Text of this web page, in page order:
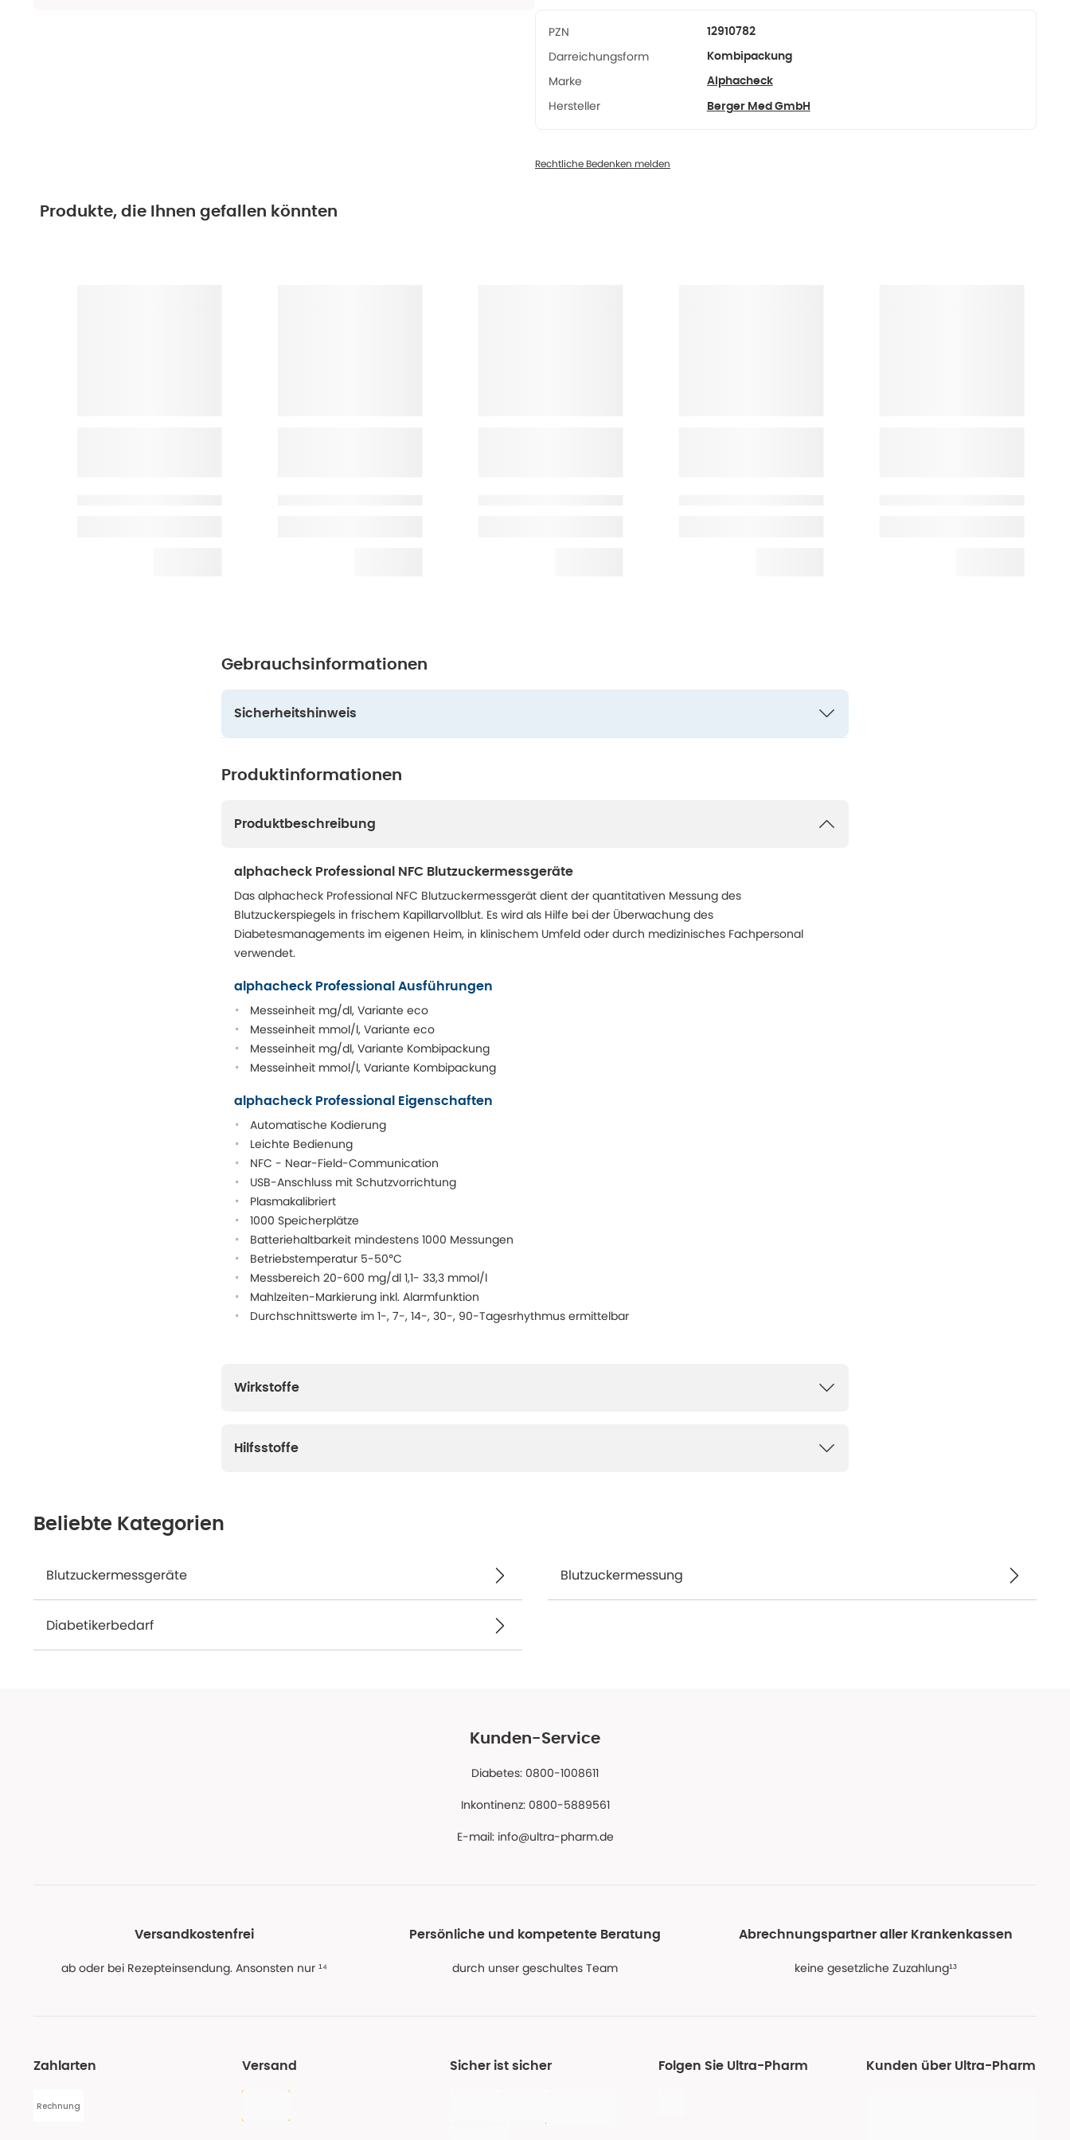
PZN 12910782
Darreichungsform Kombipackung
Marke Alphacheck
Hersteller Berger Med GmbH
Rechtliche Bedenken melden
Produkte, die Ihnen gefallen könnten
Gebrauchsinformationen
Sicherheitshinweis
Produktinformationen
Produktbeschreibung
alphacheck Professional NFC Blutzuckermessgeräte
Das alphacheck Professional NFC Blutzuckermessgerät dient der quantitativen Messung des
Blutzuckerspiegels in frischem Kapillarvollblut. Es wird als Hilfe bei der Überwachung des
Diabetesmanagements im eigenen Heim, in klinischem Umfeld oder durch medizinisches Fachpersonal
verwendet.
alphacheck Professional Ausführungen
Messeinheit mg/dl, Variante eco
Messeinheit mmol/l, Variante eco
Messeinheit mg/dl, Variante Kombipackung
Messeinheit mmol/l, Variante Kombipackung
alphacheck Professional Eigenschaften
Automatische Kodierung
Leichte Bedienung
NFC - Near-Field-Communication
USB-Anschluss mit Schutzvorrichtung
Plasmakalibriert
1000 Speicherplätze
Batteriehaltbarkeit mindestens 1000 Messungen
Betriebstemperatur 5-50°C
Messbereich 20-600 mg/dl 1,1- 33,3 mmol/l
Mahlzeiten-Markierung inkl. Alarmfunktion
Durchschnittswerte im 1-, 7-, 14-, 30-, 90-Tagesrhythmus ermittelbar
Wirkstoffe
Hilfsstoffe
Beliebte Kategorien
Blutzuckermessgeräte Blutzuckermessung
Diabetikerbedarf
Kunden-Service
Diabetes: 0800-1008611
Inkontinenz: 0800-5889561
E-mail: info@ultra-pharm.de
Versandkostenfrei
ab oder bei Rezepteinsendung. Ansonsten nur ¹⁴
Persönliche und kompetente Beratung
durch unser geschultes Team
Abrechnungspartner aller Krankenkassen
keine gesetzliche Zuzahlung¹³
Zahlarten
Rechnung
Versand Sicher ist sicher Folgen Sie Ultra-Pharm Kunden über Ultra-Pharm